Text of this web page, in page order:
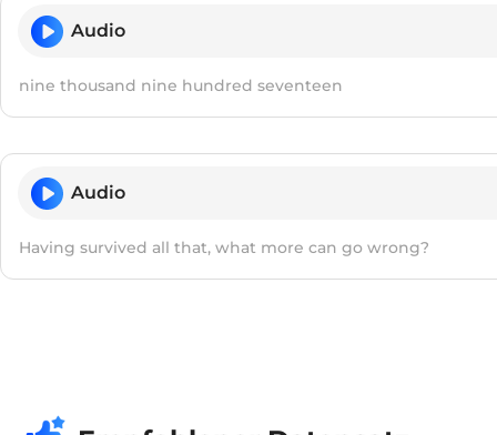
Audio
nine thousand nine hundred seventeen
Audio
Having survived all that, what more can go wrong?